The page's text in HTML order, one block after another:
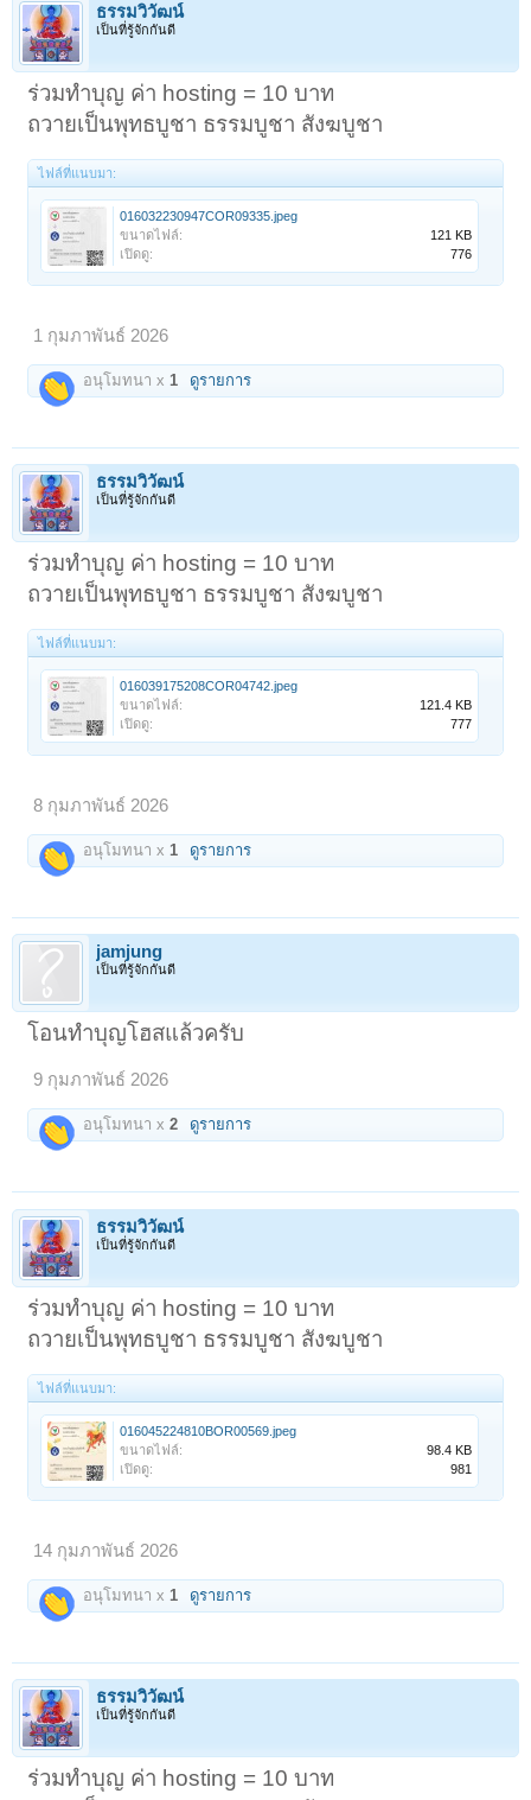
ธรรมวิวัฒน์
เป็นที่รู้จักกันดี
ร่วมทำบุญ ค่า hosting = 10 บาท
ถวายเป็นพุทธบูชา ธรรมบูชา สังฆบูชา
ไฟล์ที่แนบมา:
016032230947COR09335.jpeg
ขนาดไฟล์:
121 KB
เปิดดู:
776
1 กุมภาพันธ์ 2026
อนุโมทนา x 1 ดูรายการ
ธรรมวิวัฒน์
เป็นที่รู้จักกันดี
ร่วมทำบุญ ค่า hosting = 10 บาท
ถวายเป็นพุทธบูชา ธรรมบูชา สังฆบูชา
ไฟล์ที่แนบมา:
016039175208COR04742.jpeg
ขนาดไฟล์:
121.4 KB
เปิดดู:
777
8 กุมภาพันธ์ 2026
อนุโมทนา x 1 ดูรายการ
jamjung
เป็นที่รู้จักกันดี
โอนทำบุญโฮสแล้วครับ
9 กุมภาพันธ์ 2026
อนุโมทนา x2 ดูรายการ
ธรรมวิวัฒน์
เป็นที่รู้จักกันดี
ร่วมทำบุญ ค่า hosting = 10 บาท
ถวายเป็นพุทธบูชา ธรรมบูชา สังฆบูชา
ไฟล์ที่แนบมา:
016045224810BOR00569.jpeg
ขนาดไฟล์:
98.4 KB
เปิดดู:
981
14 กุมภาพันธ์ 2026
อนุโมทนา x 1 ดูรายการ
ธรรมวิวัฒน์
เป็นที่รู้จักกันดี
ร่วมทำบุญ ค่า hosting = 10 บาท